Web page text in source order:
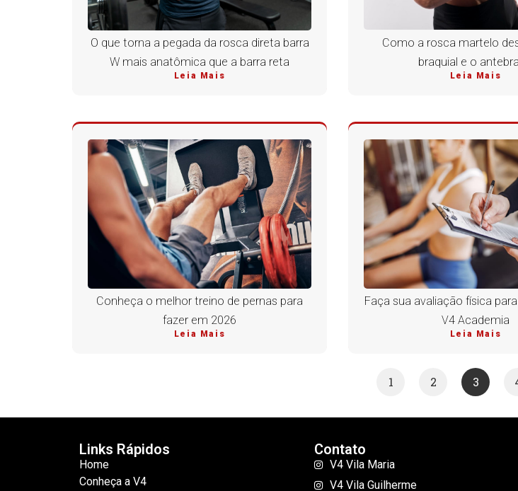
O que torna a pegada da rosca direta barra
W mais anatômica que a barra reta
Leia Mais
Como a rosca martelo
braquial e o
Leia Mais
Conheça o melhor treino de pernas para
fazer em 2026
Leia Mais
Faça sua avaliação física
V4 Academia
Leia Mais
1 2 3
Links Rápidos
Home
Conheça a V4
Contato
V4 Vila Maria
V4 Vila Guilherme